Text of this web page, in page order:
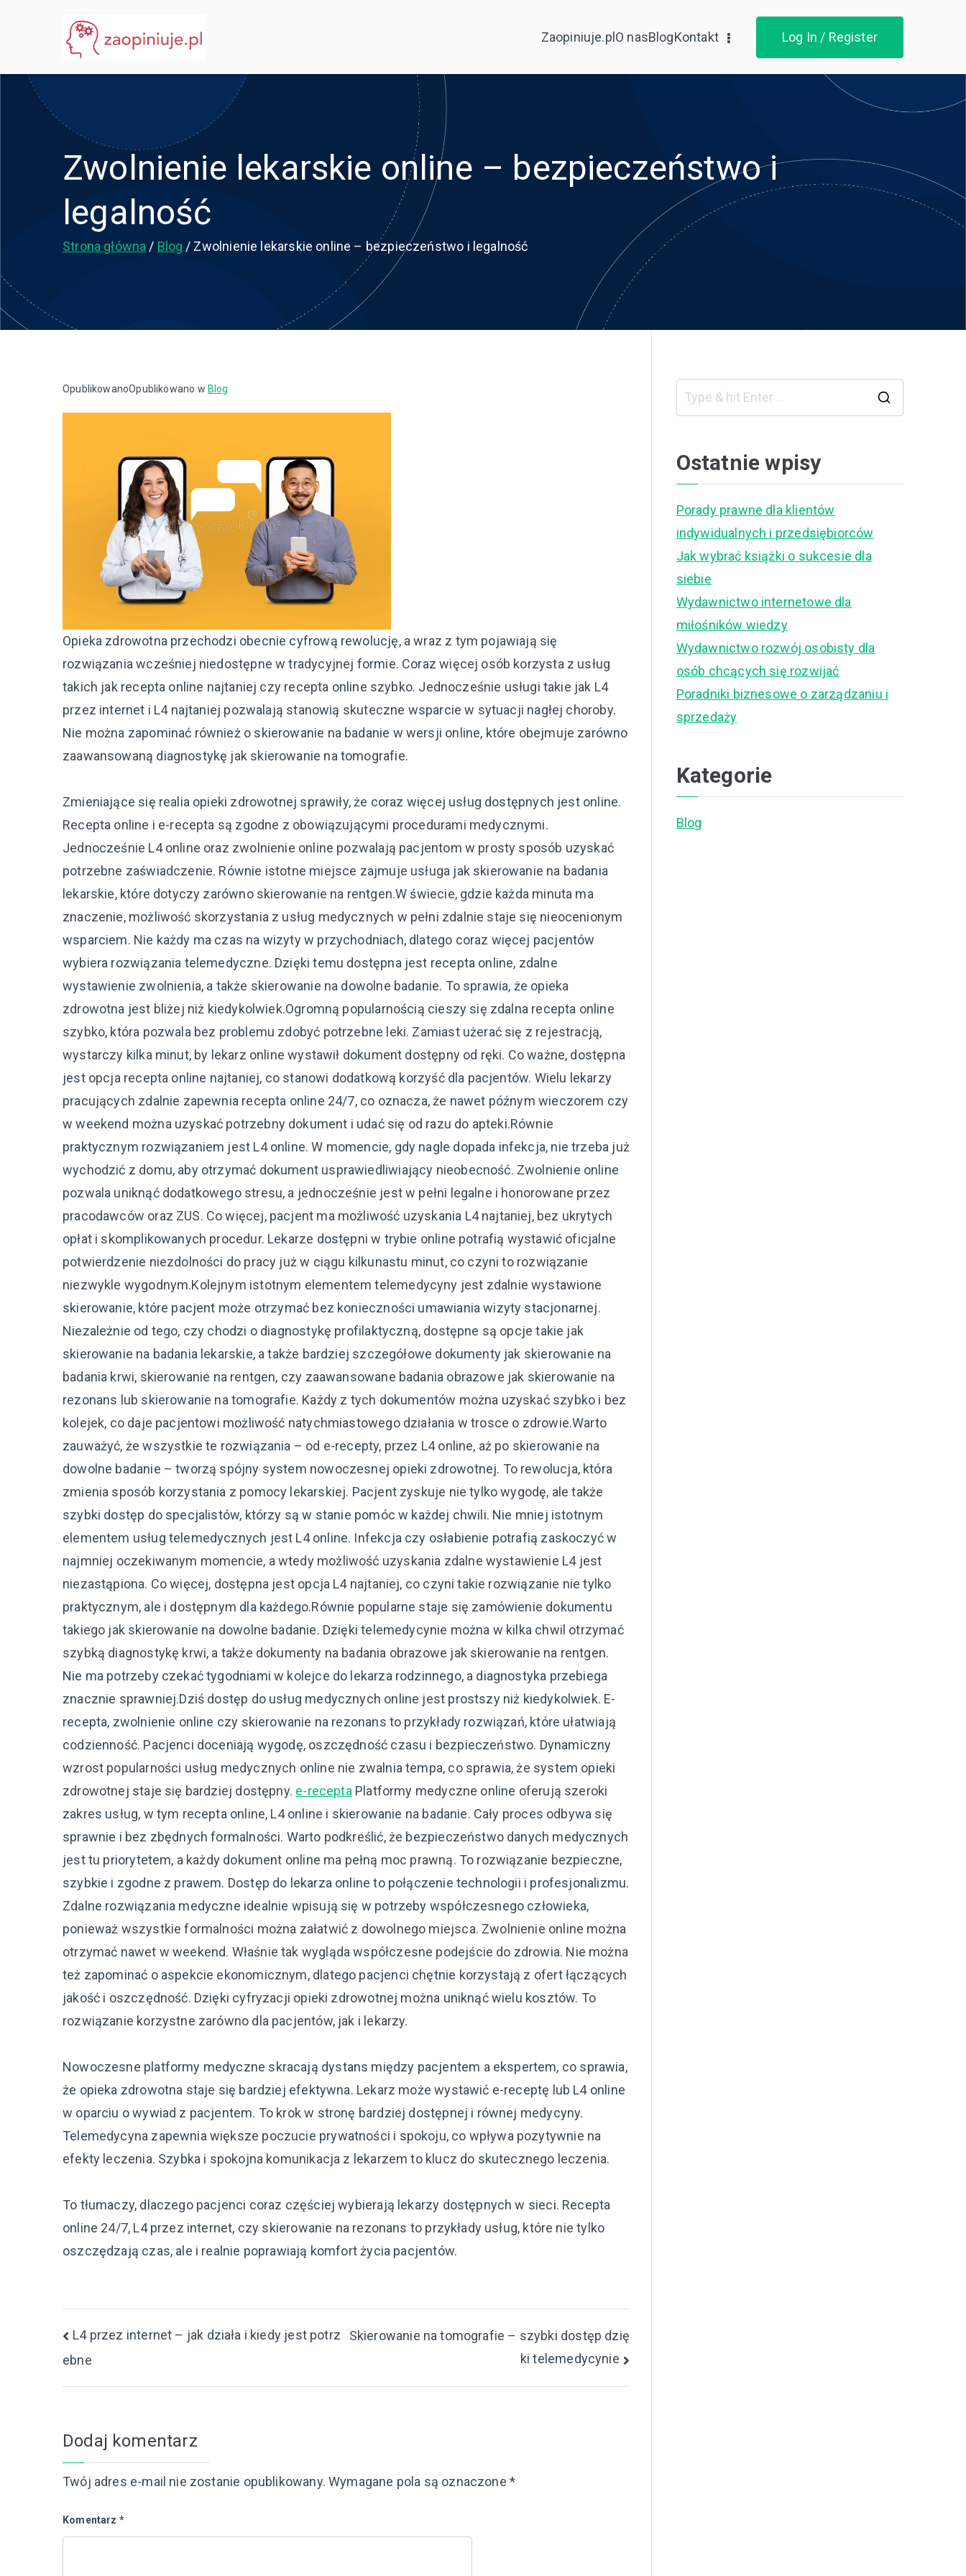
Zaopiniuje.plO nasBlogKontakt Log In / Register
Zwolnienie lekarskie online – bezpieczeństwo i
legalność
Strona główna Blog Zwolnienie lekarskie online – bezpieczeństwo i legalność
OpublikowanoOpublikowano w Blog
Opieka zdrowotna przechodzi obecnie cyfrową rewolucję, a wraz z tym pojawiają się
rozwiązania wcześniej niedostępne w tradycyjnej formie. Coraz więcej osób korzysta z usług
takich jak recepta online najtaniej czy recepta online szybko. Jednocześnie usługi takie jak L4
przez internet i L4 najtaniej pozwalają stanowią skuteczne wsparcie w sytuacji nagłej choroby.
Nie można zapominać również o skierowanie na badanie w wersji online, które obejmuje zarówno
zaawansowaną diagnostykę jak skierowanie na tomografie.
Zmieniające się realia opieki zdrowotnej sprawiły, że coraz więcej usług dostępnych jest online.
Recepta online i e-recepta są zgodne z obowiązującymi procedurami medycznymi.
Jednocześnie L4 online oraz zwolnienie online pozwalają pacjentom w prosty sposób uzyskać
potrzebne zaświadczenie. Równie istotne miejsce zajmuje usługa jak skierowanie na badania
lekarskie, które dotyczy zarówno skierowanie na rentgen.W świecie, gdzie każda minuta ma
znaczenie, możliwość skorzystania z usług medycznych w pełni zdalnie staje się nieocenionym
wsparciem. Nie każdy ma czas na wizyty w przychodniach, dlatego coraz więcej pacjentów
wybiera rozwiązania telemedyczne. Dzięki temu dostępna jest recepta online, zdalne
wystawienie zwolnienia, a także skierowanie na dowolne badanie. To sprawia, że opieka
zdrowotna jest bliżej niż kiedykolwiek.Ogromną popularnością cieszy się zdalna recepta online
szybko, która pozwala bez problemu zdobyć potrzebne leki. Zamiast użerać się z rejestracją,
wystarczy kilka minut, by lekarz online wystawił dokument dostępny od ręki. Co ważne, dostępna
jest opcja recepta online najtaniej, co stanowi dodatkową korzyść dla pacjentów. Wielu lekarzy
pracujących zdalnie zapewnia recepta online 24/7, co oznacza, że nawet późnym wieczorem czy
w weekend można uzyskać potrzebny dokument i udać się od razu do apteki.Równie
praktycznym rozwiązaniem jest L4 online. W momencie, gdy nagle dopada infekcja, nie trzeba już
wychodzić z domu, aby otrzymać dokument usprawiedliwiający nieobecność. Zwolnienie online
pozwala uniknąć dodatkowego stresu, a jednocześnie jest w pełni legalne i honorowane przez
pracodawców oraz ZUS. Co więcej, pacjent ma możliwość uzyskania L4 najtaniej, bez ukrytych
opłat i skomplikowanych procedur. Lekarze dostępni w trybie online potrafią wystawić oficjalne
potwierdzenie niezdolności do pracy już w ciągu kilkunastu minut, co czyni to rozwiązanie
niezwykle wygodnym.Kolejnym istotnym elementem telemedycyny jest zdalnie wystawione
skierowanie, które pacjent może otrzymać bez konieczności umawiania wizyty stacjonarnej.
Niezależnie od tego, czy chodzi o diagnostykę profilaktyczną, dostępne są opcje takie jak
skierowanie na badania lekarskie, a także bardziej szczegółowe dokumenty jak skierowanie na
badania krwi, skierowanie na rentgen, czy zaawansowane badania obrazowe jak skierowanie na
rezonans lub skierowanie na tomografie. Każdy z tych dokumentów można uzyskać szybko i bez
kolejek, co daje pacjentowi możliwość natychmiastowego działania w trosce o zdrowie.Warto
zauważyć, że wszystkie te rozwiązania – od e-recepty, przez L4 online, aż po skierowanie na
dowolne badanie – tworzą spójny system nowoczesnej opieki zdrowotnej. To rewolucja, która
zmienia sposób korzystania z pomocy lekarskiej. Pacjent zyskuje nie tylko wygodę, ale także
szybki dostęp do specjalistów, którzy są w stanie pomóc w każdej chwili. Nie mniej istotnym
elementem usług telemedycznych jest L4 online. Infekcja czy osłabienie potrafią zaskoczyć w
najmniej oczekiwanym momencie, a wtedy możliwość uzyskania zdalne wystawienie L4 jest
niezastąpiona. Co więcej, dostępna jest opcja L4 najtaniej, co czyni takie rozwiązanie nie tylko
praktycznym, ale i dostępnym dla każdego.Równie popularne staje się zamówienie dokumentu
takiego jak skierowanie na dowolne badanie. Dzięki telemedycynie można w kilka chwil otrzymać
szybką diagnostykę krwi, a także dokumenty na badania obrazowe jak skierowanie na rentgen.
Nie ma potrzeby czekać tygodniami w kolejce do lekarza rodzinnego, a diagnostyka przebiega
znacznie sprawniej.Dziś dostęp do usług medycznych online jest prostszy niż kiedykolwiek. E-
recepta, zwolnienie online czy skierowanie na rezonans to przykłady rozwiązań, które ułatwiają
codzienność. Pacjenci doceniają wygodę, oszczędność czasu i bezpieczeństwo. Dynamiczny
wzrost popularności usług medycznych online nie zwalnia tempa, co sprawia, że system opieki
zdrowotnej staje się bardziej dostępny. e-recepta Platformy medyczne online oferują szeroki
zakres usług, w tym recepta online, L4 online i skierowanie na badanie. Cały proces odbywa się
sprawnie i bez zbędnych formalności. Warto podkreślić, że bezpieczeństwo danych medycznych
jest tu priorytetem, a każdy dokument online ma pełną moc prawną. To rozwiązanie bezpieczne,
szybkie i zgodne z prawem. Dostęp do lekarza online to połączenie technologii i profesjonalizmu.
Zdalne rozwiązania medyczne idealnie wpisują się w potrzeby współczesnego człowieka,
ponieważ wszystkie formalności można załatwić z dowolnego miejsca. Zwolnienie online można
otrzymać nawet w weekend. Właśnie tak wygląda współczesne podejście do zdrowia. Nie można
też zapominać o aspekcie ekonomicznym, dlatego pacjenci chętnie korzystają z ofert łączących
jakość i oszczędność. Dzięki cyfryzacji opieki zdrowotnej można uniknąć wielu kosztów. To
rozwiązanie korzystne zarówno dla pacjentów, jak i lekarzy.
Nowoczesne platformy medyczne skracają dystans między pacjentem a ekspertem, co sprawia,
że opieka zdrowotna staje się bardziej efektywna. Lekarz może wystawić e-receptę lub L4 online
w oparciu o wywiad z pacjentem. To krok w stronę bardziej dostępnej i równej medycyny.
Telemedycyna zapewnia większe poczucie prywatności i spokoju, co wpływa pozytywnie na
efekty leczenia. Szybka i spokojna komunikacja z lekarzem to klucz do skutecznego leczenia.
To tłumaczy, dlaczego pacjenci coraz częściej wybierają lekarzy dostępnych w sieci. Recepta
online 24/7, L4 przez internet, czy skierowanie na rezonans to przykłady usług, które nie tylko
oszczędzają czas, ale i realnie poprawiają komfort życia pacjentów.
Nawigacja
wpisu
L4 przez internet – jak działa i kiedy jest potrz
ebne
Skierowanie na tomografie – szybki dostęp dzię
ki telemedycynie
Dodaj komentarz
Twój adres e-mail nie zostanie opublikowany. Wymagane pola są oznaczone *
Komentarz *
Ostatnie wpisy
Porady prawne dla klientów
indywidualnych i przedsiębiorców
Jak wybrać książki o sukcesie dla
siebie
Wydawnictwo internetowe dla
miłośników wiedzy
Wydawnictwo rozwój osobisty dla
osób chcących się rozwijać
Poradniki biznesowe o zarządzaniu i
sprzedaży
Kategorie
Blog